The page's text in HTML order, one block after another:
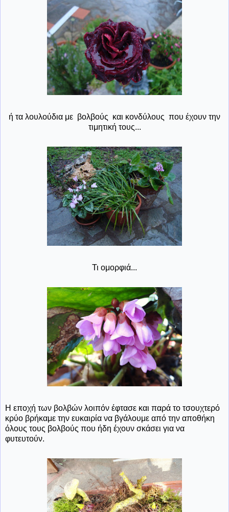
ή τα λουλούδια με βολβούς και κονδύλους που έχουν την
τιμητική τους...
Τι ομορφιά...
Η εποχή των βολβών λοιπόν έφτασε και παρά το τσουχτερό
κρύο βρήκαμε την ευκαιρία να βγάλουμε από την αποθήκη
όλους τους βολβούς που ήδη έχουν σκάσει για να
φυτευτούν.